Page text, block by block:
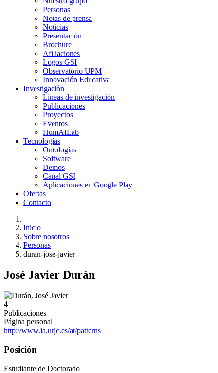
Personas
Notas de prensa
Noticias
Presentación
Brochure
Afiliaciones
Logos GSI
Observatorio UPM
Innovación Educativa
Investigación
Líneas de investigación
Publicaciones
Proyectos
Eventos
HumAILab
Tecnologías
Ontologías
Software
Demos
Canal GSI
Aplicaciones en Google Play
Ofertas
Contacto
Inicio
Sobre nosotros
Personas
duran-jose-javier
José Javier Durán
4
Publicaciones
Página personal
http://www.ia.urjc.es/at/patterns
Posición
Estudiante de Doctorado